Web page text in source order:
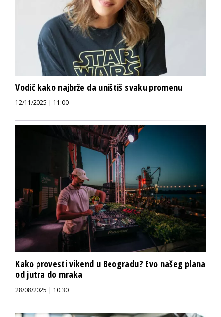
Vodič kako najbrže da uništiš svaku promenu
12/11/2025 | 11:00
Kako provesti vikend u Beogradu? Evo našeg plana
od jutra do mraka
28/08/2025 | 10:30